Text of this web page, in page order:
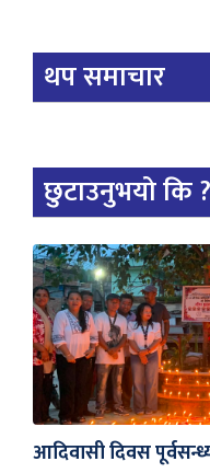
थप समाचार
छुटाउनुभयो कि ?
आदिवासी दिवस